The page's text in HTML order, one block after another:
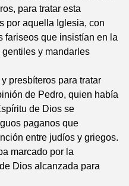
para tratar esta
por aquella Iglesia, con
fariseos que insistían en la
y mandarles
presbíteros para tratar
de Pedro, quien había
de Dios se
paganos que
entre judíos y griegos.
marcado por la
Dios alcanzada para